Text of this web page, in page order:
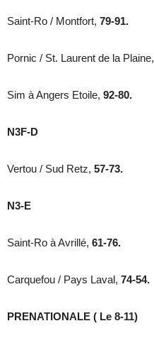
Saint-Ro / Montfort, 79-91.
Pornic / St. Laurent de la Plaine,
Sim à Angers Etoile, 92-80.
N3F-D
Vertou / Sud Retz, 57-73.
N3-E
Saint-Ro à Avrillé, 61-76.
Carquefou / Pays Laval, 74-54.
PRENATIONALE ( Le 8-11)